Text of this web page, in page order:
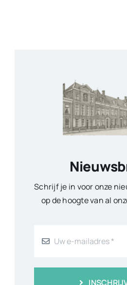
Schrijf je in voor onze
op de hoogte van al